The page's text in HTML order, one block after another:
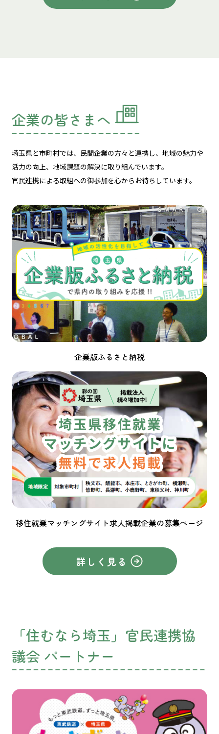
企業の皆さまへ
埼玉県と市町村では、民間企業の方々と連携し、 地域の魅力や
活力の向上、地域課題の解決に取り組んでいます。
官民連携による取組への御参加を心からお待ちしています。
企業版ふるさと納税
移住就業マッチングサイト求人掲載企業の募集ページ
詳しく見る
「住むなら埼玉」官民連携協
議会 パートナー